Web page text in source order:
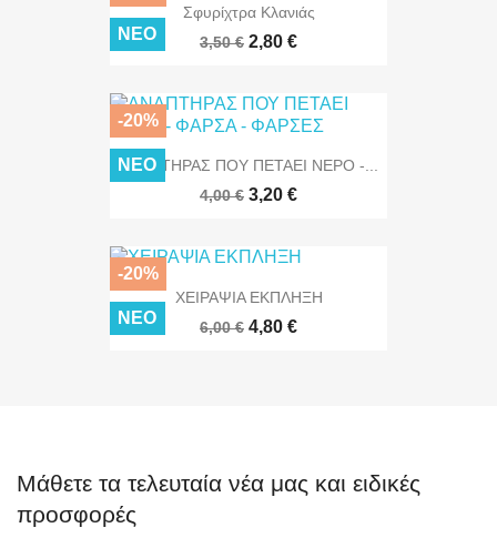
Σφυρίχτρα Κλανιάς
3,50 € 2,80 €
ΝΈΟ
ΑΝΑΠΤΗΡΑΣ ΠΟΥ ΠΕΤΑΕΙ ΝΕΡΟ -...
4,00 € 3,20 €
-20%
ΝΈΟ
ΧΕΙΡΑΨΙΑ ΕΚΠΛΗΞΗ
6,00 € 4,80 €
-20%
ΝΈΟ
Μάθετε τα τελευταία νέα μας και ειδικές
προσφορές